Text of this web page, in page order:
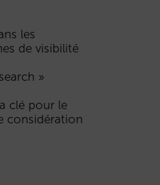
les
de visibilité
»
clé pour le
considération